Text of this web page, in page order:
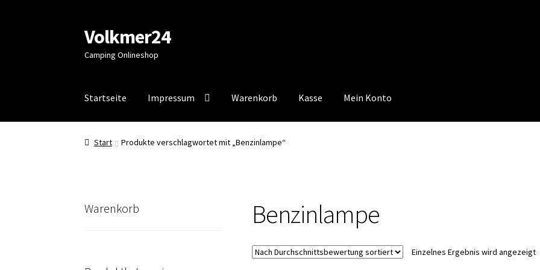
Zur
Navigation
springen
Zum
Inhalt
springen
Volkmer24
Camping Onlineshop
Startseite Impressum Warenkorb Kasse Mein Konto
Start AGB Impressum Impressum Kasse Mein Konto
Start Produkte verschlagwortet mit „Benzinlampe“
Benzinlampe
Einzelnes Ergebnis wird angezeigt
Warenkorb